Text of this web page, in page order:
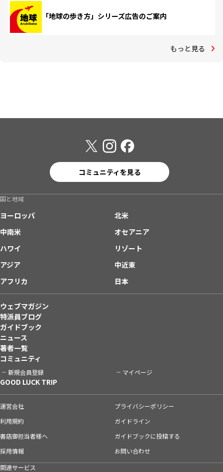
「地球の歩き方」シリーズ広告のご案内
もっと見る
コミュニティを見る
国と地域
ヨーロッパ
北米
中南米
オセアニア
ハワイ
リゾート
アジア
中近東
アフリカ
日本
ウェブマガジン
特派員ブログ
ガイドブック
ニュース
著者一覧
コミュニティ
新規会員登録 マイページ
GOOD LUCK TRIP
運営会社
プライバシーポリシー
利用規約
ガイドライン
書店御担当者様へ
ガイドブックに投稿する
採用情報
お問い合わせ
関連サービス